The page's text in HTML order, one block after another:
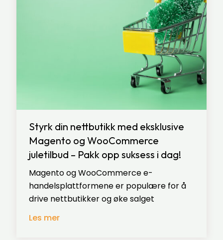
Styrk din nettbutikk med eksklusive
Magento og WooCommerce
juletilbud – Pakk opp suksess i dag!
Magento og WooCommerce e-
handelsplattformene er populære for å
drive nettbutikker og øke salget
Les mer